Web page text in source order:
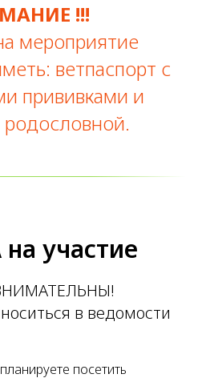
!!!
мероприятие
ветпаспорт с
прививками и
участие
в ведомости
посетить